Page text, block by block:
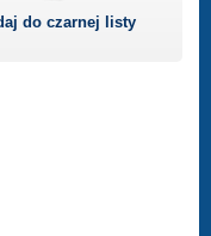
do czarnej listy